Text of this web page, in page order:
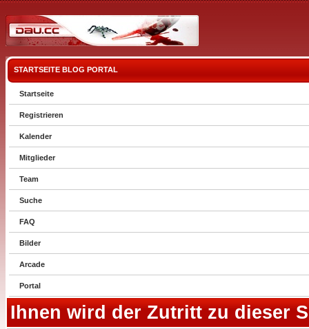
STARTSEITE BLOG PORTAL
Startseite
Registrieren
Kalender
Mitglieder
Team
Suche
FAQ
Bilder
Arcade
Portal
Ihnen wird der Zutritt zu dieser